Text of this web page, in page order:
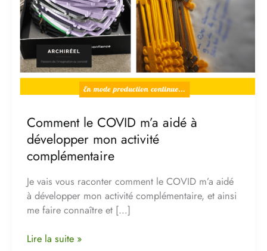
Comment le COVID m’a aidé à
développer mon activité
complémentaire
Je vais vous raconter comment le COVID m’a aidé
à développer mon activité complémentaire, et ainsi
me faire connaître et […]
Lire la suite »